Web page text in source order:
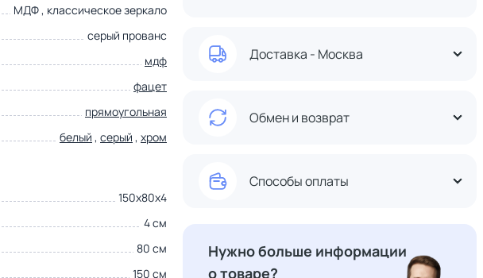
МДФ , классическое зеркало
серый прованс
мдф
фацет
прямоугольная
белый , серый , хром
150x80x4
4 см
80 см
150 см
Доставка - Москва
Обмен и возврат
Способы оплаты
Нужно больше информации
о товаре?